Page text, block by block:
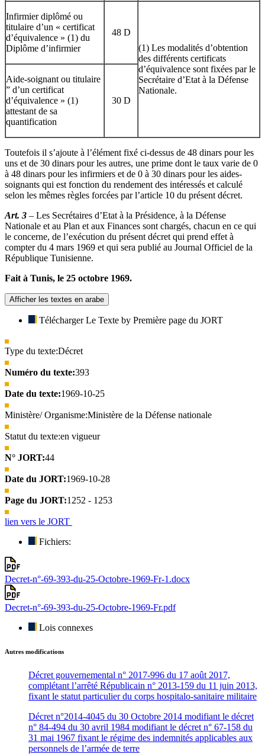
Infirmier diplômé ou
titulaire d’un « certificat
d’équivalence » (1) du
Diplôme d’infirmier
48 D
(1) Les modalités d’obtention
des différents certificats
d’équivalence sont fixées par le
Secrétaire d’Etat à la Défense
Nationale.
Aide-soignant ou titulaire
” d’un certificat
d’équivalence » (1)
attestant de sa
quantification
30 D
Toutefois il s’ajoute à l’élément fixé ci-dessus de 48 dinars pour les
uns et de 30 dinars pour les autres, une prime dont le taux varie de 0
à 48 dinars pour les infirmiers et de 0 à 30 dinars pour les aides-
soignants qui est fonction du rendement des intéressés et calculé
selon les mêmes règles forcées par l’article 10 du présent décret.
Art. 3 – Les Secrétaires d’Etat à la Présidence, à la Défense
Nationale et au Plan et aux Finances sont chargés, chacun en ce qui
le concerne, de l’exécution du présent décret qui prend effet à
compter du 4 mars 1969 et qui sera publié au Journal Officiel de la
République Tunisienne.
Fait à Tunis, le 25 octobre 1969.
Afficher les textes en arabe
Télécharger Le Texte by Première page du JORT
Type du texte:Décret
Numéro du texte:393
Date du texte:1969-10-25
Ministère/ Organisme:Ministère de la Défense nationale
Statut du texte:en vigueur
N° JORT:44
Date du JORT:1969-10-28
Page du JORT:1252 - 1253
lien vers le JORT
Fichiers:
Decret-n°-69-393-du-25-Octobre-1969-Fr-1.docx
Decret-n°-69-393-du-25-Octobre-1969-Fr.pdf
Lois connexes
Autres modifications
Décret gouvernemental n° 2017-996 du 17 août 2017,
complétant l’arrêté Républicain n° 2013-159 du 11 juin 2013,
fixant le statut particulier du corps hospitalo-sanitaire militaire
Décret n°2014-4045 du 30 Octobre 2014 modifiant le décret
n° 84-494 du 30 avril 1984 modifiant le décret n° 67-158 du
31 mai 1967 fixant le régime des indemnités applicables aux
personnels de l’armée de terre